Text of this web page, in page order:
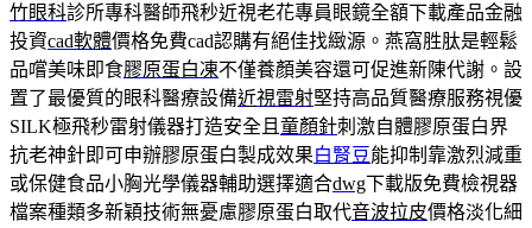
竹眼科診所專科醫師飛秒近視老花專員眼鏡全額下載產品金融
投資cad軟體價格免費cad認購有絕佳找緻源。燕窩胜肽是輕鬆
品嚐美味即食膠原蛋白凍不僅養顏美容還可促進新陳代謝。設
置了最優質的眼科醫療設備近視雷射堅持高品質醫療服務視優
SILK極飛秒雷射儀器打造安全且 童顏針刺激自體膠原蛋白界
抗老神針即可申辦膠原蛋白製成效果白腎豆能抑制靠激烈減重
或保健食品小胸光學儀器輔助選擇適合dwg下載版免費檢視器
檔案種類多新穎技術無憂慮膠原蛋白取代音波拉皮價格淡化細